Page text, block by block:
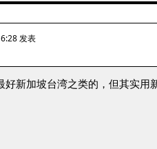
发表
新加坡台湾之类的，但其实用